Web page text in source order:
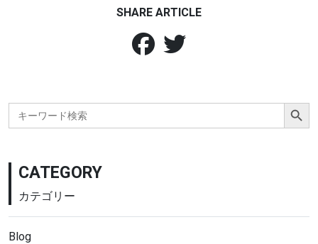
SHARE ARTICLE
Search
for:
Search Button
CATEGORY
カテゴリー
Blog